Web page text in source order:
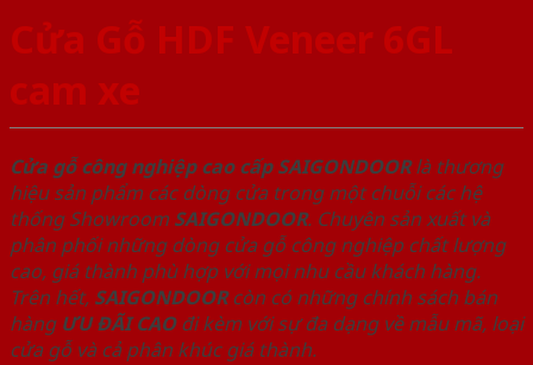
Cửa Gỗ HDF Veneer 6GL
cam xe
Cửa gỗ công nghiệp cao cấp SAIGONDOORlà thương
hiệu sản phẩm các dòng cửa trong một chuỗi các hệ
thống Showroom SAIGONDOOR. Chuyên sản xuất và
phân phối những dòng cửa gỗ công nghiệp chất lượng
cao, giá thành phù hợp với mọi nhu cầu khách hàng.
Trên hết, SAIGONDOORcòn có những chính sách bán
hàng ƯU ĐÃI CAOđi kèm với sự đa dạng về mẫu mã, loại
cửa gỗ và cả phân khúc giá thành.